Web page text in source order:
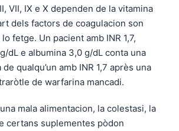
VII, IX e X dependen de la vitamina
dels factors de coagulacion son
fetge. Un pacient amb INR 1,7,
dL e albumina 3,0 g/dL conta una
qualqu’un amb INR 1,7 après una
de warfarina mancadi.
mala alimentacion, la colestasi, la
certans suplementes pòdon
јазик